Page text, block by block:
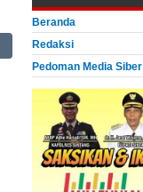
Beranda
Redaksi
Pedoman Media Siber